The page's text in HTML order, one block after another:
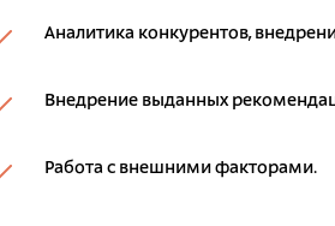
Аналитика конкурентов,
Внедрение выданных
Работа с внешними факторами.